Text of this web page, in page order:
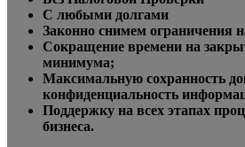
С любыми долгами
Законно снимем ограничения
Сокращение времени на
минимума;
Максимальную сохранность
конфиденциальность
Поддержку на всех этапах
бизнеса.